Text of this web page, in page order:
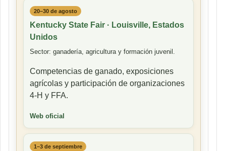
20–30 de agosto
Kentucky State Fair · Louisville, Estados
Unidos
Sector: ganadería, agricultura y formación juvenil.
Competencias de ganado, exposiciones
agrícolas y participación de organizaciones
4-H y FFA.
Web oficial
1–3 de septiembre